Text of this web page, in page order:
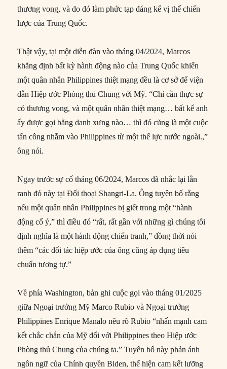
thương vong, và do đó làm phức tạp đáng kể vị thế chiến
lược của Trung Quốc.
Thật vậy, tại một diễn đàn vào tháng 04/2024, Marcos
khẳng định bất kỳ hành động nào của Trung Quốc khiến
một quân nhân Philippines thiệt mạng đều là cơ sở để viện
dẫn Hiệp ước Phòng thủ Chung với Mỹ. “Chỉ cần thực sự
có thương vong, và một quân nhân thiệt mạng… bất kể anh
ấy được gọi bằng danh xưng nào… thì đó cũng là một cuộc
tấn công nhằm vào Philippines từ một thế lực nước ngoài.,”
ông nói.
Ngay trước sự cố tháng 06/2024, Marcos đã nhắc lại lằn
ranh đỏ này tại Đối thoại Shangri-La. Ông tuyên bố rằng
nếu một quân nhân Philippines bị giết trong một “hành
động cố ý,” thì điều đó “rất, rất gần với những gì chúng tôi
định nghĩa là một hành động chiến tranh,” đồng thời nói
thêm “các đối tác hiệp ước của ông cũng áp dụng tiêu
chuẩn tương tự.”
Về phía Washington, bản ghi cuộc gọi vào tháng 01/2025
giữa Ngoại trưởng Mỹ Marco Rubio và Ngoại trưởng
Philippines Enrique Manalo nêu rõ Rubio “nhấn mạnh cam
kết chắc chắn của Mỹ đối với Philippines theo Hiệp ước
Phòng thủ Chung của chúng ta.” Tuyên bố này phản ánh
ngôn ngữ của Chính quyền Biden, thể hiện cam kết lưỡng